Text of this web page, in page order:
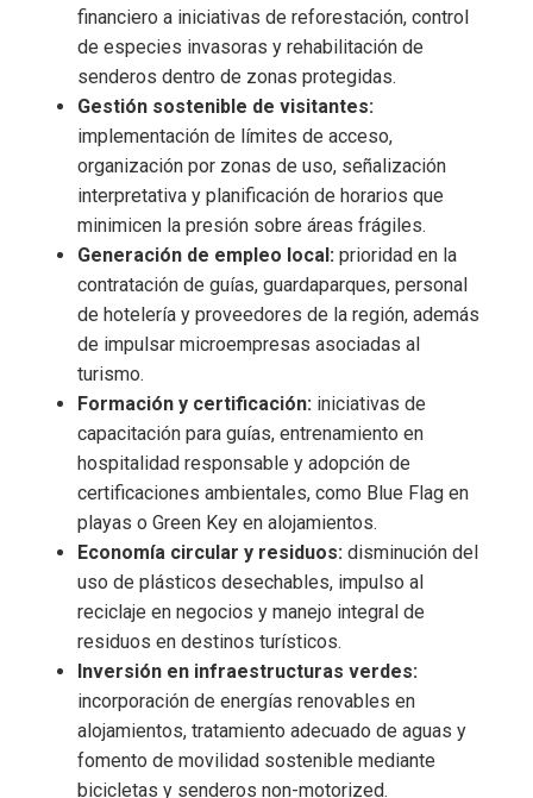
financiero a iniciativas de reforestación, control
de especies invasoras y rehabilitación de
senderos dentro de zonas protegidas.
Gestión sostenible de visitantes:
implementación de límites de acceso,
organización por zonas de uso, señalización
interpretativa y planificación de horarios que
minimicen la presión sobre áreas frágiles.
Generación de empleo local: prioridad en la
contratación de guías, guardaparques, personal
de hotelería y proveedores de la región, además
de impulsar microempresas asociadas al
turismo.
Formación y certificación: iniciativas de
capacitación para guías, entrenamiento en
hospitalidad responsable y adopción de
certificaciones ambientales, como Blue Flag en
playas o Green Key en alojamientos.
Economía circular y residuos: disminución del
uso de plásticos desechables, impulso al
reciclaje en negocios y manejo integral de
residuos en destinos turísticos.
Inversión en infraestructuras verdes:
incorporación de energías renovables en
alojamientos, tratamiento adecuado de aguas y
fomento de movilidad sostenible mediante
bicicletas y senderos non-motorized.